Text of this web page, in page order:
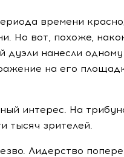
времени
Но вот, похоже,
нанесли
на его
интерес. На
тысяч зрителей.
Лидерство